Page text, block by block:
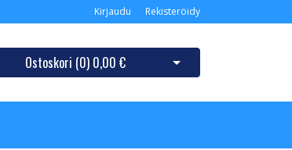
Kirjaudu Rekisteröidy
Ostoskori (0) 0,00 € Avaa ostoskori